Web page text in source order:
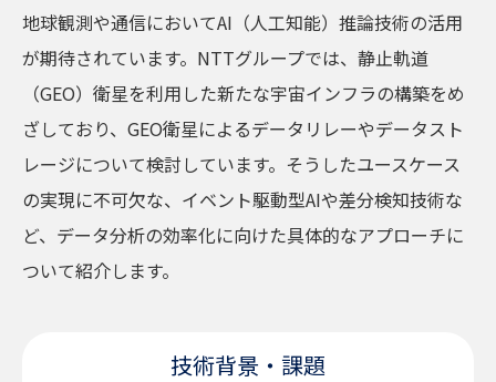
地球観測や通信においてAI（人工知能）推論技術の活用
が期待されています。NTTグループでは、静止軌道
（GEO）衛星を利用した新たな宇宙インフラの構築をめ
ざしており、GEO衛星によるデータリレーやデータスト
レージについて検討しています。そうしたユースケース
の実現に不可欠な、イベント駆動型AIや差分検知技術な
ど、データ分析の効率化に向けた具体的なアプローチに
ついて紹介します。
技術背景・課題